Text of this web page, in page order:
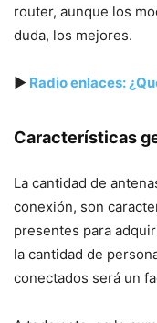
router, aunque los
duda, los mejores.
▶ Radio enlaces:
Características
La cantidad de
conexión, son
presentes para
la cantidad de
conectados será un